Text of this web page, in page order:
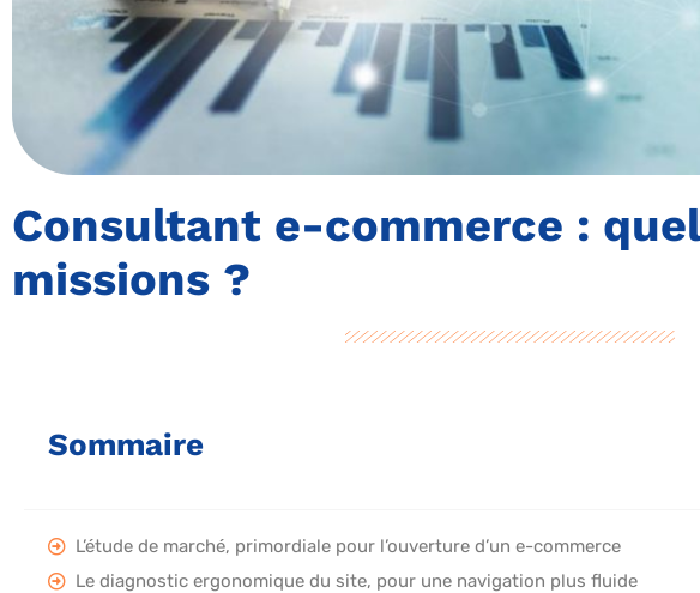
Consultant e-commerce :
missions ?
Sommaire
L’étude de marché, primordiale pour l’ouverture d’un e-commerce
Le diagnostic ergonomique du site, pour une navigation plus fluide